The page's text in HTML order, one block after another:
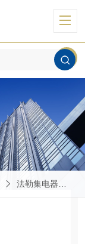
法勒集电器